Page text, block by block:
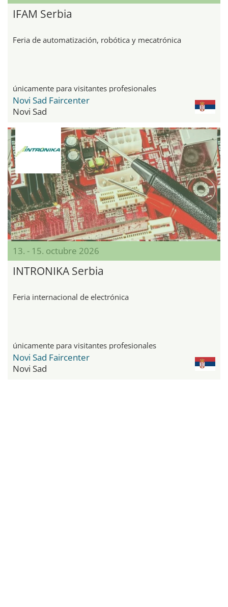
IFAM Serbia
Feria de automatización, robótica y mecatrónica
únicamente para visitantes profesionales
Novi Sad Faircenter
Novi Sad
13. - 15. octubre 2026
INTRONIKA Serbia
Feria internacional de electrónica
únicamente para visitantes profesionales
Novi Sad Faircenter
Novi Sad